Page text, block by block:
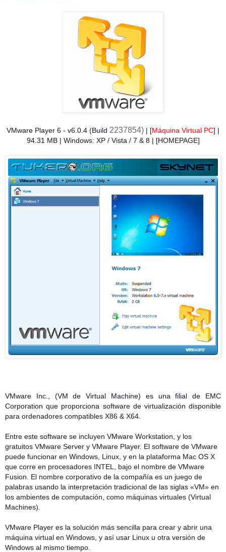
VMware Player 6 - v6.0.4 (Build 2237854) | [Máquina Virtual PC] |
94.31 MB | Windows: XP / Vista / 7 & 8 | [HOMEPAGE]
VMware Inc., (VM de Virtual Machine) es una filial de EMC
Corporation que proporciona software de virtualización disponible
para ordenadores compatibles X86 & X64.
Entre este software se incluyen VMware Workstation, y los
gratuitos VMware Server y VMware Player. El software de VMware
puede funcionar en Windows, Linux, y en la plataforma Mac OS X
que corre en procesadores INTEL, bajo el nombre de VMware
Fusion. El nombre corporativo de la compañía es un juego de
palabras usando la interpretación tradicional de las siglas «VM» en
los ambientes de computación, como máquinas virtuales (Virtual
Machines).
VMware Player es la solución más sencilla para crear y abrir una
máquina virtual en Windows, y así usar Linux u otra versión de
Windows al mismo tiempo.